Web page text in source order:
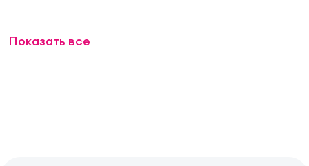
Показать все